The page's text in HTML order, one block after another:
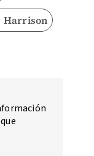
Harrison